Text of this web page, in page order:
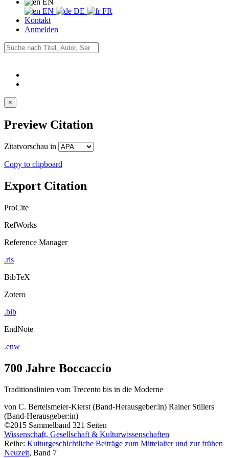
EN
EN
DE
FR
Kontakt
Anmelden
×
Preview Citation
Zitatvorschau in
Copy to clipboard
Export Citation
ProCite
RefWorks
Reference Manager
.ris
BibTeX
Zotero
.bib
EndNote
.enw
700 Jahre Boccaccio
Traditionslinien vom Trecento bis in die Moderne
von C. Bertelsmeier-Kierst (Band-Herausgeber:in) Rainer Stillers
(Band-Herausgeber:in)
©2015 Sammelband 321 Seiten
Wissenschaft, Gesellschaft & Kulturwissenschaften
Reihe: Kulturgeschichtliche Beiträge zum Mittelalter und zur frühen
Neuzeit, Band 7